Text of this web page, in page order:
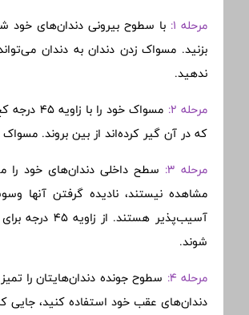
مرحله 1:
با سطوح بیرونی دندان‌های خود
بزنید. مسواک زدن دندان به دندان
ندهید.
مرحله 2:
مسواک
که در آن گیر کرده‌اند از بین بروند.
مرحله 3:
سطح داخلی دندان‌های خود را
مشاهده نیستند، نادیده گرفتن آنها
آسیب‌پذیر
شوند.
مرحله 4:
سطوح جونده دندان‌هایتان را
دندان‌های عقب خود استفاده کنید، جایی